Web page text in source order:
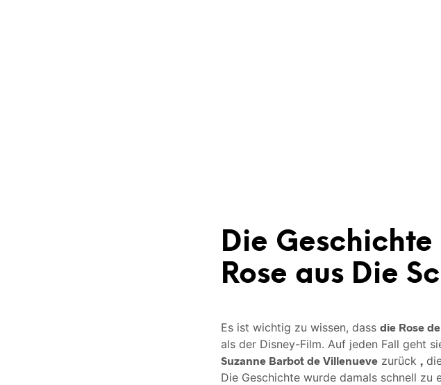
Die
Rose aus Die
Es ist wichtig zu wissen, dass die Rose
als der Disney-Film. Auf jeden Fall geht
Suzanne Barbot de Villenueve zurück ,
Die Geschichte wurde damals schnell zu